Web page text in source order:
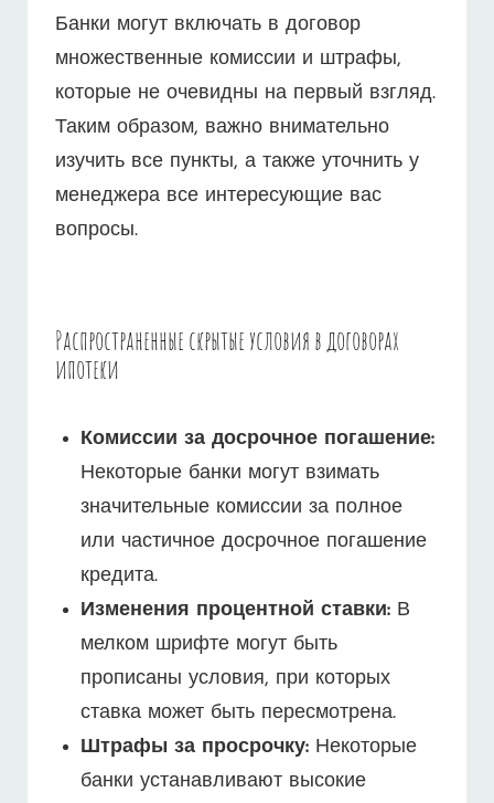
Банки могут включать в договор
множественные комиссии и штрафы,
которые не очевидны на первый взгляд.
Таким образом, важно внимательно
изучить все пункты, а также уточнить у
менеджера все интересующие вас
вопросы.
Распространенные скрытые условия в договорах
ипотеки
Комиссии за досрочное погашение:
Некоторые банки могут взимать
значительные комиссии за полное
или частичное досрочное погашение
кредита.
Изменения процентной ставки:В
мелком шрифте могут быть
прописаны условия, при которых
ставка может быть пересмотрена.
Штрафы за просрочку:Некоторые
банки устанавливают высокие